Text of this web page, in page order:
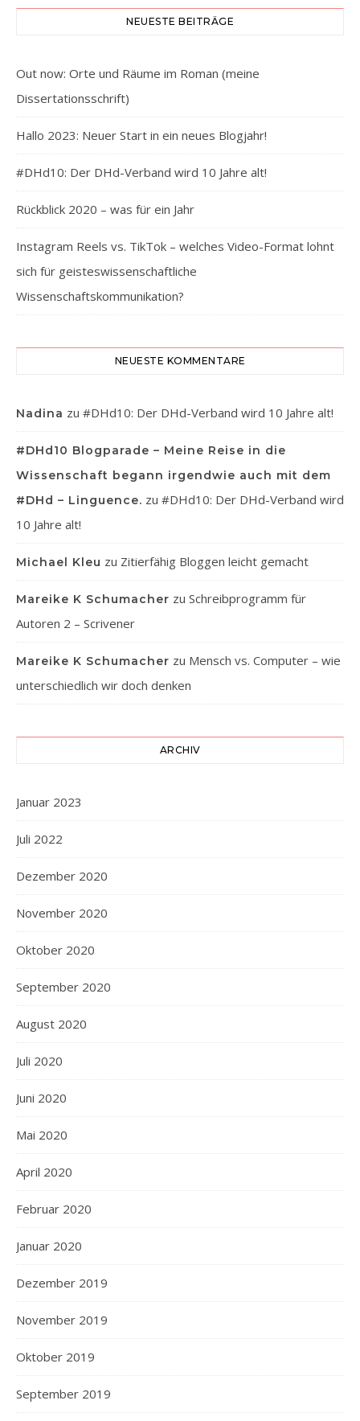
NEUESTE BEITRÄGE
Out now: Orte und Räume im Roman (meine
Dissertationsschrift)
Hallo 2023: Neuer Start in ein neues Blogjahr!
#DHd10: Der DHd-Verband wird 10 Jahre alt!
Rückblick 2020 – was für ein Jahr
Instagram Reels vs. TikTok – welches Video-Format lohnt
sich für geisteswissenschaftliche
Wissenschaftskommunikation?
NEUESTE KOMMENTARE
Nadina zu #DHd10: Der DHd-Verband wird 10 Jahre alt!
#DHd10 Blogparade – Meine Reise in die
Wissenschaft begann irgendwie auch mit dem
#DHd – Linguence. zu #DHd10: Der DHd-Verband wird
10 Jahre alt!
Michael Kleu zu Zitierfähig Bloggen leicht gemacht
Mareike K Schumacher zu Schreibprogramm für
Autoren 2 – Scrivener
Mareike K Schumacher zu Mensch vs. Computer – wie
unterschiedlich wir doch denken
ARCHIV
Januar 2023
Juli 2022
Dezember 2020
November 2020
Oktober 2020
September 2020
August 2020
Juli 2020
Juni 2020
Mai 2020
April 2020
Februar 2020
Januar 2020
Dezember 2019
November 2019
Oktober 2019
September 2019